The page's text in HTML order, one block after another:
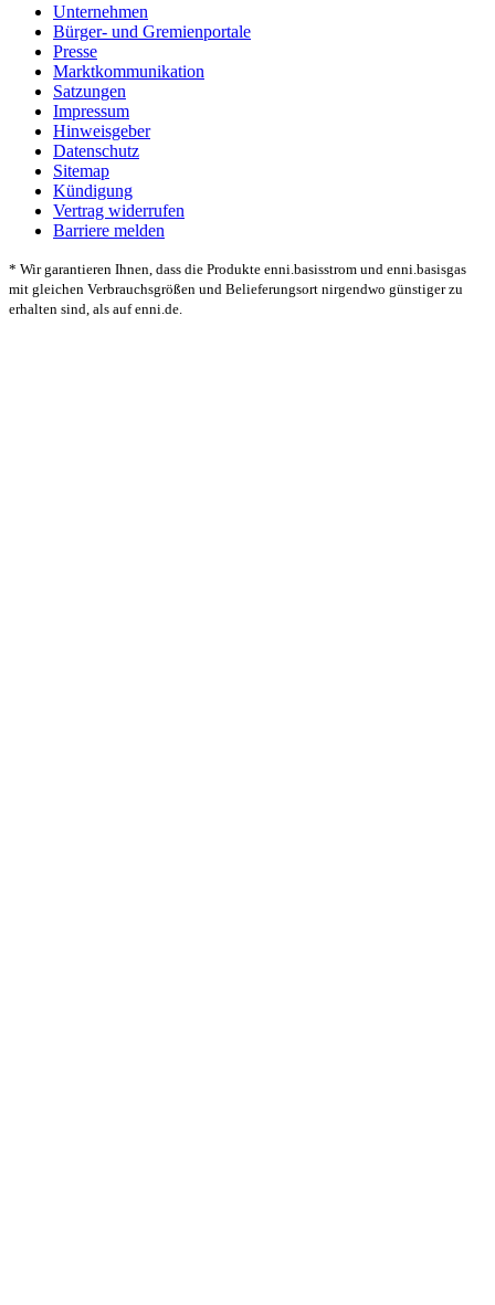
Unternehmen
Bürger- und Gremienportale
Presse
Marktkommunikation
Satzungen
Impressum
Hinweisgeber
Datenschutz
Sitemap
Kündigung
Vertrag widerrufen
Barriere melden
* Wir garantieren Ihnen, dass die Produkte enni.basisstrom und enni.basisgas
mit gleichen Verbrauchsgrößen und Belieferungsort nirgendwo günstiger zu
erhalten sind, als auf enni.de.